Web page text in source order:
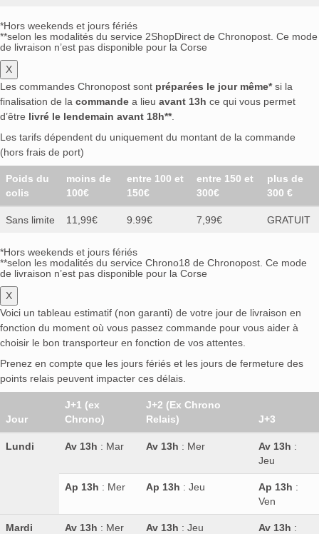
*Hors weekends et jours fériés
**selon les modalités du service 2ShopDirect de Chronopost. Ce mode
de livraison n’est pas disponible pour la Corse
X
Les commandes Chronopost sont préparées le jour même*si la
finalisation de la commande a lieu avant 13h ce qui vous permet
d’être livré le lendemain avant 18h**.
Les tarifs dépendent du uniquement du montant de la commande
(hors frais de port)
Poids du
colis
moins de
100€
entre 100 et
150€
entre 150 et
300€
plus de
300 €
Sans limite 11,99€ 9.99€ 7,99€ GRATUIT
*Hors weekends et jours fériés
**selon les modalités du service Chrono18 de Chronopost. Ce mode
de livraison n’est pas disponible pour la Corse
X
Voici un tableau estimatif (non garanti) de votre jour de livraison en
fonction du moment où vous passez commande pour vous aider à
choisir le bon transporteur en fonction de vos attentes.
Prenez en compte que les jours fériés et les jours de fermeture des
points relais peuvent impacter ces délais.
Jour
J+1 (ex
Chrono)
J+2 (Ex Chrono
Relais)
J+3
Lundi Av 13h : Mar Av 13h : Mer Av 13h :
Jeu
Ap 13h : Mer Ap 13h : Jeu Ap 13h :
Ven
Mardi Av 13h : Mer Av 13h : Jeu Av 13h :